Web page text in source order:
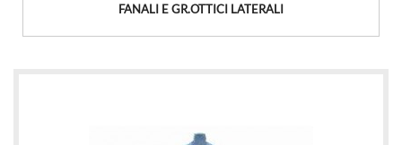
FANALI E GR.OTTICI LATERALI